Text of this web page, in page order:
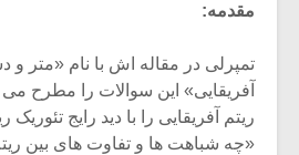
مقدمه:
تمپرلی در مقاله اش با نام «متر
آفریقایی» این سوالات را مطرح
ریتم آفریقایی را با دید رایج
«چه شباهت ها و تفاوت های بین